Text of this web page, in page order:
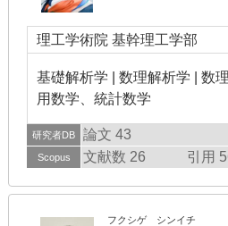
理工学術院 基幹理工学部
基礎解析学 | 数理解析学 | 数
用数学、統計数学
研究者DB 論文 43
Scopus 文献数 26 引用
フクシゲ シンイチ